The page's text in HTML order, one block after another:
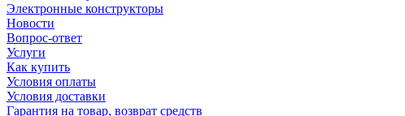
Электронные конструкторы
Новости
Вопрос-ответ
Услуги
Как купить
Условия оплаты
Условия доставки
Гарантия на товар, возврат средств